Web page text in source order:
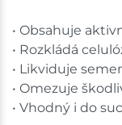
• Obsahuje
• Rozkládá
• Likviduje
• Omezuje
• Vhodný i do